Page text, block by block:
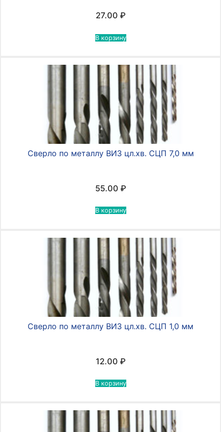
27.00 ₽
В корзину
Сверло по металлу ВИЗ цл.хв. СЦП 7,0 мм
55.00 ₽
В корзину
Сверло по металлу ВИЗ цл.хв. СЦП 1,0 мм
12.00 ₽
В корзину